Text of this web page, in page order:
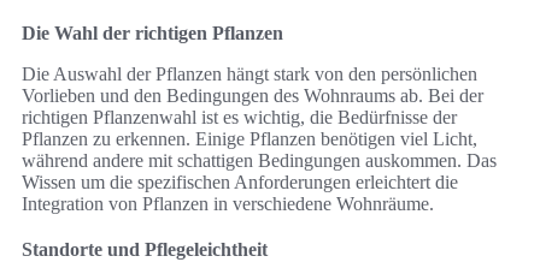
Die Wahl der richtigen Pflanzen
Die Auswahl der Pflanzen hängt stark von den persönlichen
Vorlieben und den Bedingungen des Wohnraums ab. Bei der
richtigen Pflanzenwahl ist es wichtig, die Bedürfnisse der
Pflanzen zu erkennen. Einige Pflanzen benötigen viel Licht,
während andere mit schattigen Bedingungen auskommen. Das
Wissen um die spezifischen Anforderungen erleichtert die
Integration von Pflanzen in verschiedene Wohnräume.
Standorte und Pflegeleichtheit